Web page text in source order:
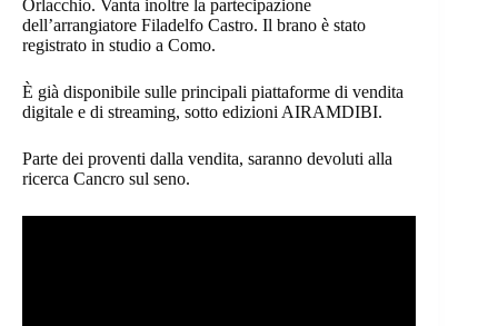
Orlacchio. Vanta inoltre la partecipazione
dell’arrangiatore Filadelfo Castro. Il brano è stato
registrato in studio a Como.
È già disponibile sulle principali piattaforme di vendita
digitale e di streaming, sotto edizioni AIRAMDIBI.
Parte dei proventi dalla vendita, saranno devoluti alla
ricerca Cancro sul seno.